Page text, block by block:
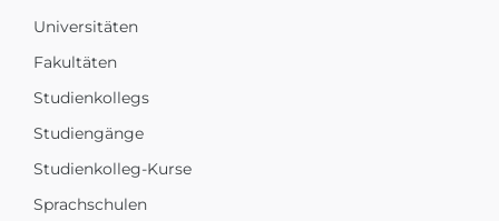
Universitäten
Fakultäten
Studienkollegs
Studiengänge
Studienkolleg-Kurse
Sprachschulen